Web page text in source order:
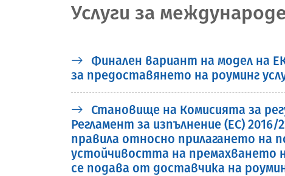
Услуги за
Финален вариант на модел на
за предоставянето на роуминг
Становище на Комисията за
Регламент за изпълнение (ЕС)
правила относно прилагането на
устойчивостта на премахването
се подава от доставчика на